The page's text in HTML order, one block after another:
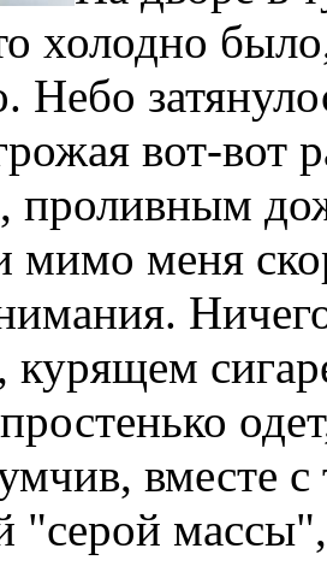
холодно
Небо
вот-вот
проливным
мимо меня
вместе
"серой